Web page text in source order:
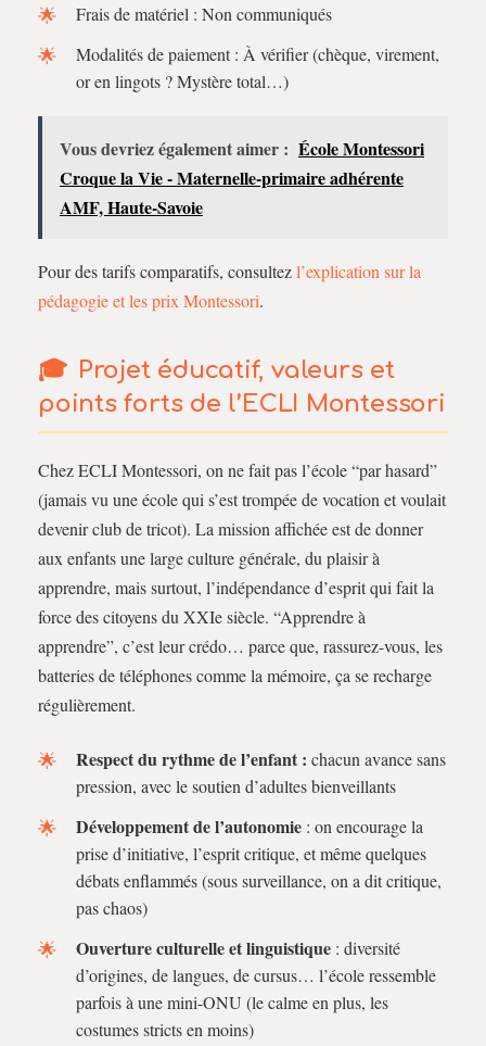
Frais de matériel : Non communiqués
Modalités de paiement : À vérifier (chèque, virement,
or en lingots ? Mystère total…)
Vous devriez également aimer : École Montessori
Croque la Vie - Maternelle-primaire adhérente
AMF, Haute-Savoie
Pour des tarifs comparatifs, consultezl’explication sur la
pédagogie et les prix Montessori.
Projet éducatif, valeurs et
points forts de l’ECLI Montessori
Chez ECLI Montessori, on ne fait pas l’école “par hasard”
(jamais vu une école qui s’est trompée de vocation et voulait
devenir club de tricot). La mission affichée est de donner
aux enfants une large culture générale, du plaisir à
apprendre, mais surtout, l’indépendance d’esprit qui fait la
force des citoyens du XXIe siècle. “Apprendre à
apprendre”, c’est leur crédo… parce que, rassurez-vous, les
batteries de téléphones comme la mémoire, ça se recharge
régulièrement.
Respect du rythme de l’enfant : chacun avance sans
pression, avec le soutien d’adultes bienveillants
Développement de l’autonomie : on encourage la
prise d’initiative, l’esprit critique, et même quelques
débats enflammés (sous surveillance, on a dit critique,
pas chaos)
Ouverture culturelle et linguistique : diversité
d’origines, de langues, de cursus… l’école ressemble
parfois à une mini-ONU (le calme en plus, les
costumes stricts en moins)